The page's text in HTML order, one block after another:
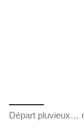
Départ pluvieux…